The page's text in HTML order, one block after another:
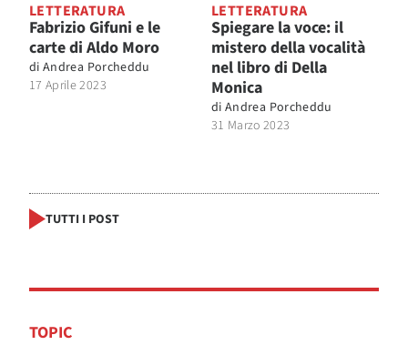
LETTERATURA
Fabrizio Gifuni e le
carte di Aldo Moro
di Andrea Porcheddu
17 Aprile 2023
LETTERATURA
Spiegare la voce: il
mistero della vocalità
nel libro di Della
Monica
di Andrea Porcheddu
31 Marzo 2023
TUTTI I POST
TOPIC